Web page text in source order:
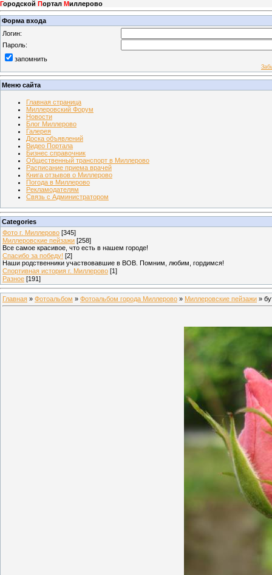
Городской Портал Миллерово
Форма входа
Логин:
Пароль:
запомнить
Меню сайта
Главная страница
Миллеровский Форум
Новости
Блог Миллерово
Галерея
Доска объявлений
Видео Портала
Бизнес справочник
Общественный транспорт в Миллерово
Расписание приема врачей
Книга отзывов о Миллерово
Погода в Миллерово
Рекламодателям
Связь с Администратором
Categories
Фото г. Миллерово [345]
Миллеровские пейзажи [258]
Все самое красивое, что есть в нашем городе!
Спасибо за победу! [2]
Наши родственники участвовавшие в ВОВ. Помним, любим, гордимся!
Спортивная история г. Миллерово [1]
Разное [191]
Главная » Фотоальбом » Фотоальбом города Миллерово » Миллеровские пейзажи »